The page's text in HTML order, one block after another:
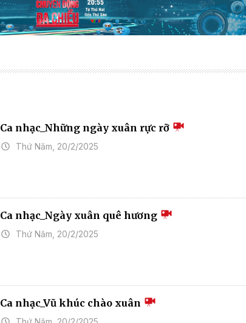
Ca nhạc_Những ngày xuân rực rỡ
Thứ Năm, 20/2/2025
Ca nhạc_Ngày xuân quê hương
Thứ Năm, 20/2/2025
Ca nhạc_Vũ khúc chào xuân